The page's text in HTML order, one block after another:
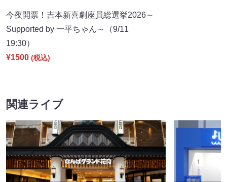
今夜開票！吉本新喜劇座員総選挙2026～
Supported by 一平ちゃん～（9/11
19:30）
¥1500 (税込)
関連ライブ